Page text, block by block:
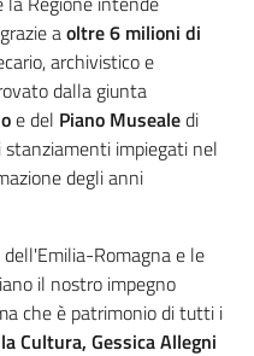
aoltre 6 milioni di
archivistico e
dalla giunta
e del Piano Musealedi
stanziamenti impiegati nel
degli anni
Romagna e le
il nostro impegno
che è patrimonio di tutti i
Cultura, Gessica Allegni